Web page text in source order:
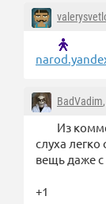
BadVadim
Из
слуха
вещь даже
+1